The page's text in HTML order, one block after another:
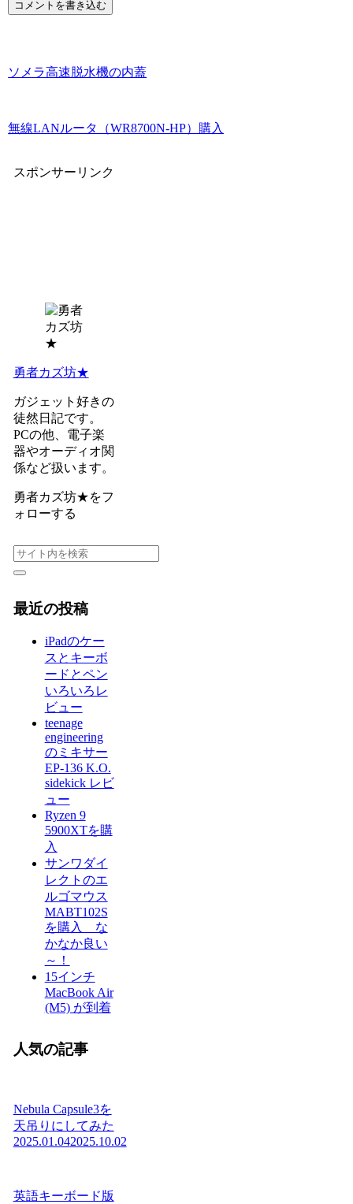
コメントを書き込む
ソメラ高速脱水機の内蓋
無線LANルータ（WR8700N-HP）購入
スポンサーリンク
勇者カズ坊★
ガジェット好きの
徒然日記です。
PCの他、電子楽
器やオーディオ関
係など扱います。
勇者カズ坊★をフ
ォローする
最近の投稿
iPadのケー
スとキーボ
ードとペン
いろいろレ
ビュー
teenage
engineering
のミキサー
EP-136 K.O.
sidekick レビ
ュー
Ryzen 9
5900XTを購
入
サンワダイ
レクトのエ
ルゴマウス
MABT102S
を購入 な
かなか良い
～！
15インチ
MacBook Air
(M5) が到着
人気の記事
Nebula Capsule3を
天吊りにしてみた
2025.01.042025.10.02
英語キーボード版